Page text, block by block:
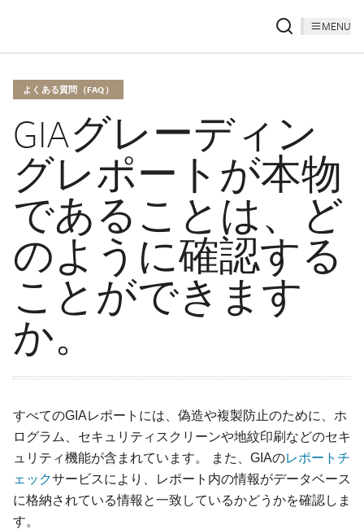
MENU
よくある質問（FAQ）
GIAグレーディン
グレポートが本物
であることは、ど
のように確認する
ことができます
か。
すべてのGIAレポートには、偽造や複製防止のために、ホ
ログラム、セキュリティスクリーンや地紋印刷などのセキ
ュリティ機能が含まれています。 また、GIAのレポートチ
ェックサービスにより、レポート内の情報がデータベース
に格納されている情報と一致しているかどうかを確認しま
す。